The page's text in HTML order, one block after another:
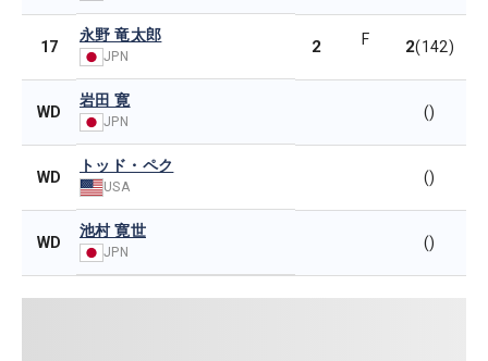
17
永野 竜太郎
JPN 2 F 2(142)
WD
岩田 寛
JPN
()
WD
トッド・ペク
USA
()
WD
池村 寛世
JPN
()